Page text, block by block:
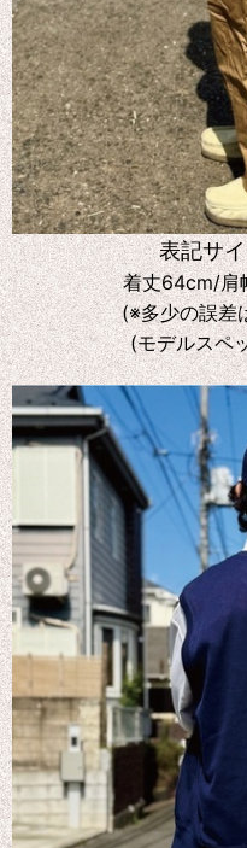
表記サ
着丈64cm/肩
(※多少の誤差
(モデルスペ